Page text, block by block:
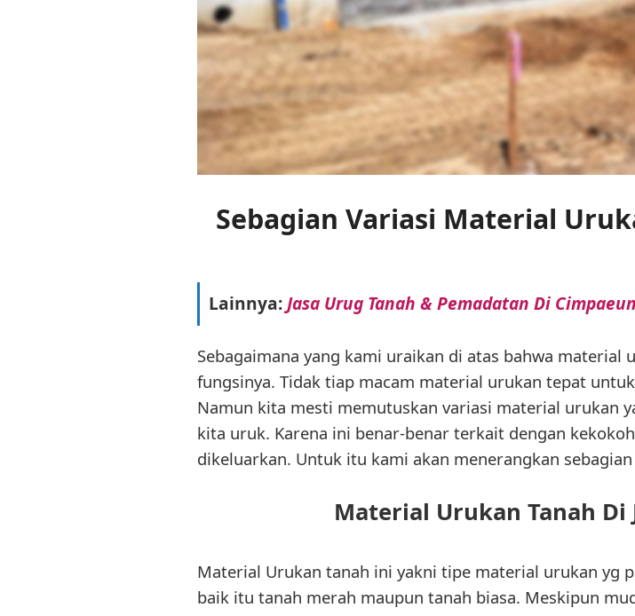
Sebagian Variasi Material
Lainnya:Jasa Urug Tanah & Pemadatan Di
Sebagaimana yang kami uraikan di atas bahwa
fungsinya. Tidak tiap macam material urukan tepat
Namun kita mesti memutuskan variasi material urukan
kita uruk. Karena ini benar-benar terkait dengan
dikeluarkan. Untuk itu kami akan menerangkan
Material Urukan Tanah Di
Material Urukan tanah ini yakni tipe material urukan yg
baik itu tanah merah maupun tanah biasa. Meskipun